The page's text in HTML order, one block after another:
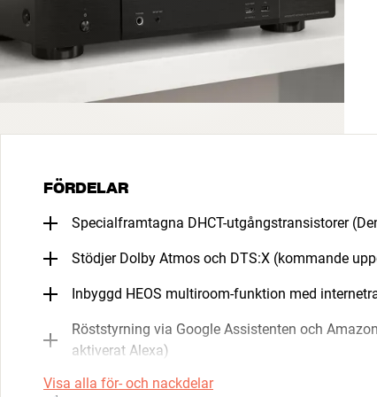
FÖRDELAR
Specialframtagna DHCT-utgångstransistorer
Stödjer Dolby Atmos och DTS:X (kommande
Inbyggd HEOS multiroom-funktion med
Röststyrning via Google Assistenten och
aktiverat Alexa)
Visa alla för- och nackdelar